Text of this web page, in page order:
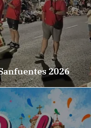
2026